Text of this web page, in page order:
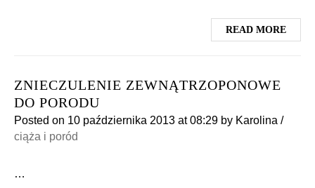
READ MORE
ZNIECZULENIE ZEWNĄTRZOPONOWE
DO PORODU
Posted on 10 października 2013 at 08:29 by Karolina /
ciąża i poród
…